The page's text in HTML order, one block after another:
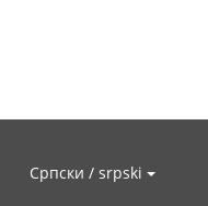
Српски / srpski